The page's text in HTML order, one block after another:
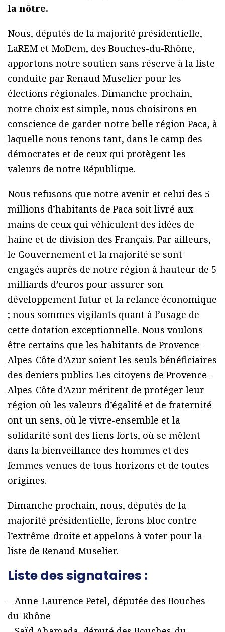
la nôtre.
Nous, députés de la majorité présidentielle,
LaREM et MoDem, des Bouches-du-Rhône,
apportons notre soutien sans réserve à la liste
conduite par Renaud Muselier pour les
élections régionales. Dimanche prochain,
notre choix est simple, nous choisirons en
conscience de garder notre belle région Paca, à
laquelle nous tenons tant, dans le camp des
démocrates et de ceux qui protègent les
valeurs de notre République.
Nous refusons que notre avenir et celui des 5
millions d’habitants de Paca soit livré aux
mains de ceux qui véhiculent des idées de
haine et de division des Français. Par ailleurs,
le Gouvernement et la majorité se sont
engagés auprès de notre région à hauteur de 5
milliards d’euros pour assurer son
développement futur et la relance économique
; nous sommes vigilants quant à l’usage de
cette dotation exceptionnelle. Nous voulons
être certains que les habitants de Provence-
Alpes-Côte d’Azur soient les seuls bénéficiaires
des deniers publics Les citoyens de Provence-
Alpes-Côte d’Azur méritent de protéger leur
région où les valeurs d’égalité et de fraternité
ont un sens, où le vivre-ensemble et la
solidarité sont des liens forts, où se mêlent
dans la bienveillance des hommes et des
femmes venues de tous horizons et de toutes
origines.
Dimanche prochain, nous, députés de la
majorité présidentielle, ferons bloc contre
l’extrême-droite et appelons à voter pour la
liste de Renaud Muselier.
Liste des signataires :
– Anne-Laurence Petel, députée des Bouches-
du-Rhône